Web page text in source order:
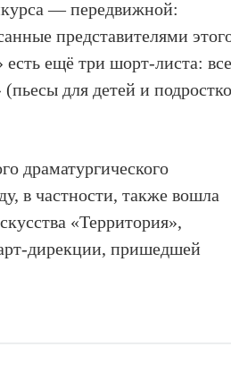
— передвижной:
представителями
ещё три шорт-листа: все
для детей и
драматургического
в частности, также вошла
«Территория»,
дирекции, пришедшей